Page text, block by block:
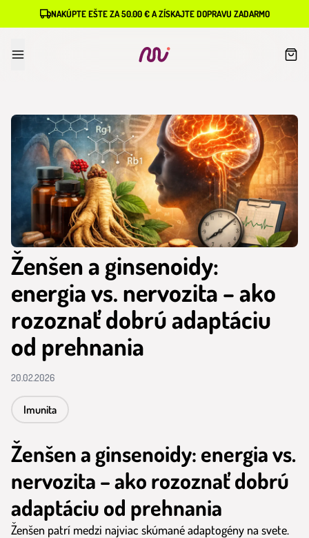
NAKÚPTE EŠTE ZA 50.00 € A ZÍSKAJTE DOPRAVU ZADARMO
Ženšen a ginsenoidy:
energia vs. nervozita – ako
rozoznať dobrú adaptáciu
od prehnania
20.02.2026
Imunita
Ženšen a ginsenoidy: energia vs.
nervozita – ako rozoznať dobrú
adaptáciu od prehnania
Ženšen patrí medzi najviac skúmané adaptogény na svete.